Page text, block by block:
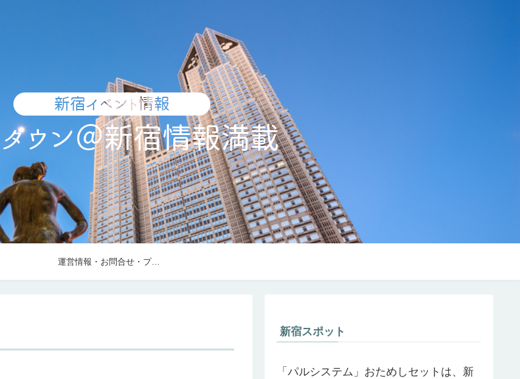
運営情報・お問合せ・プレスリリース受付・取材依頼について
新宿スポット
「パルシステム」おためしセットは、新